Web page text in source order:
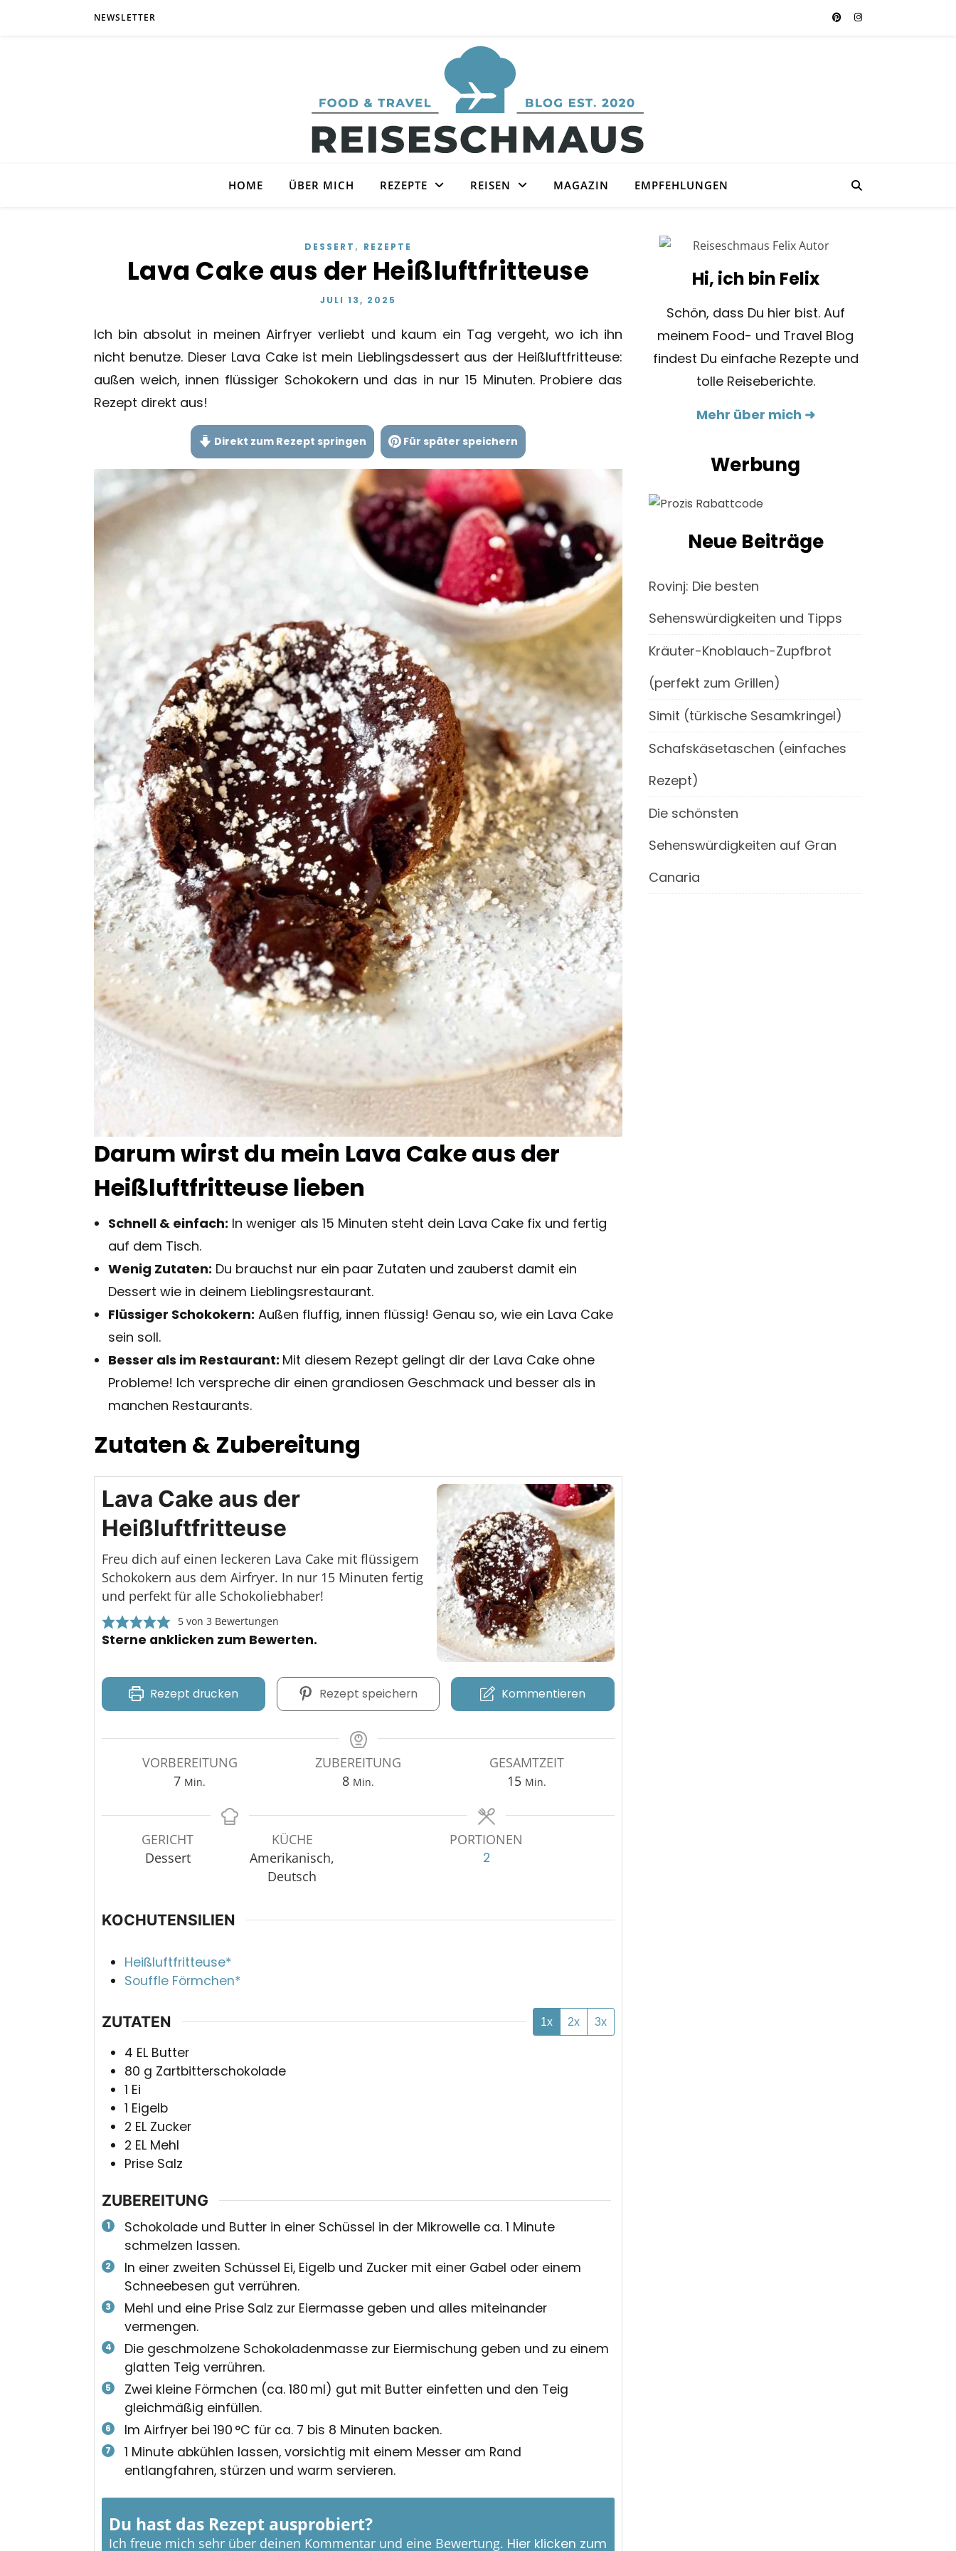
NEWSLETTER
HOME ÜBER MICH REZEPTE REISEN MAGAZIN EMPFEHLUNGEN
DESSERT , REZEPTE
Lava Cake aus der Heißluftfritteuse
JULI 13, 2025
Ich bin absolut in meinen Airfryer verliebt und kaum ein Tag vergeht, wo ich ihn
nicht benutze. Dieser Lava Cake ist mein Lieblingsdessert aus der Heißluftfritteuse:
außen weich, innen flüssiger Schokokern und das in nur 15 Minuten. Probiere das
Rezept direkt aus!
Direkt zum Rezept springen Für später speichern
Darum wirst du mein Lava Cake aus der
Heißluftfritteuse lieben
Schnell & einfach: In weniger als 15 Minuten steht dein Lava Cake fix und fertig
auf dem Tisch.
Wenig Zutaten: Du brauchst nur ein paar Zutaten und zauberst damit ein
Dessert wie in deinem Lieblingsrestaurant.
Flüssiger Schokokern: Außen fluffig, innen flüssig! Genau so, wie ein Lava Cake
sein soll.
Besser als im Restaurant: Mit diesem Rezept gelingt dir der Lava Cake ohne
Probleme! Ich verspreche dir einen grandiosen Geschmack und besser als in
manchen Restaurants.
Zutaten & Zubereitung
Lava Cake aus der
Heißluftfritteuse
Freu dich auf einen leckeren Lava Cake mit flüssigem
Schokokern aus dem Airfryer. In nur 15 Minuten fertig
und perfekt für alle Schokoliebhaber!
5von 3 Bewertungen
Sterne anklicken zum Bewerten.
Rezept drucken Rezept speichern Kommentieren
VORBEREITUNG
7 Min.
ZUBEREITUNG
8 Min.
GESAMTZEIT
15 Min.
GERICHT
Dessert
KÜCHE
Amerikanisch,
Deutsch
PORTIONEN
2
KOCHUTENSILIEN
Heißluftfritteuse*
Souffle Förmchen*
ZUTATEN 1x 2x 3x
4 EL Butter
80 g Zartbitterschokolade
1 Ei
1 Eigelb
2 EL Zucker
2 EL Mehl
Prise Salz
ZUBEREITUNG
Schokolade und Butter in einer Schüssel in der Mikrowelle ca. 1 Minute
schmelzen lassen.
In einer zweiten Schüssel Ei, Eigelb und Zucker mit einer Gabel oder einem
Schneebesen gut verrühren.
Mehl und eine Prise Salz zur Eiermasse geben und alles miteinander
vermengen.
Die geschmolzene Schokoladenmasse zur Eiermischung geben und zu einem
glatten Teig verrühren.
Zwei kleine Förmchen (ca. 180 ml) gut mit Butter einfetten und den Teig
gleichmäßig einfüllen.
Im Airfryer bei 190 °C für ca. 7 bis 8 Minuten backen.
1 Minute abkühlen lassen, vorsichtig mit einem Messer am Rand
entlangfahren, stürzen und warm servieren.
Du hast das Rezept ausprobiert?
Ich freue mich sehr über deinen Kommentar und eine Bewertung. Hier klicken zum
Hi, ich bin Felix
Schön, dass Du hier bist. Auf
meinem Food- und Travel Blog
findest Du einfache Rezepte und
tolle Reiseberichte.
Mehr über mich ➜
Werbung
Neue Beiträge
Rovinj: Die besten
Sehenswürdigkeiten und Tipps
Kräuter-Knoblauch-Zupfbrot
(perfekt zum Grillen)
Simit (türkische Sesamkringel)
Schafskäsetaschen (einfaches
Rezept)
Die schönsten
Sehenswürdigkeiten auf Gran
Canaria